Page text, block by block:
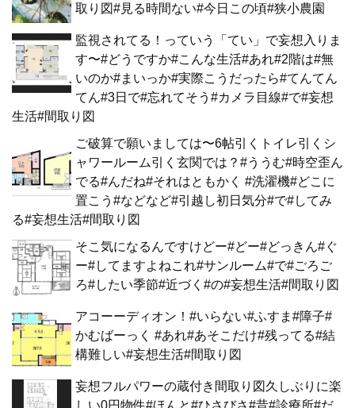
取り図#見る時間ない#今日この頃#狭小農園
監視されてる！っていう「てい」で妄想入りま
す〜#どうですか#こんな生活#あれ#2階は#無
いのか#まいっか#実際こうだったら#てんてん
てん#3日で#忘れてそう#カメラ目線#で#妄想
生活#間取り図
ご破算で願いましては〜6帖引くトイレ引くシ
ャワールーム引く玄関では？#ううむ#時空歪ん
でる#んだね#それはともかく #洗濯機#どこに
置こう#などなど#引越し初日気分#で#してみ
る#妄想生活#間取り図
そこ気になるんですけどー#どー#どっきん#ぐ
ー#してますよねこれ#サンルーム#で#ごろご
ろ#したい季節#近づく#の#妄想生活#間取り図
アコーーディオン！#いらない#ふすま#障子#
かむばーっく #あれ#あそこだけ#残ってる#結
構難しい#妄想生活#間取り図
妄想フルパワーの蔵付き間取り図久しぶりに楽
しい0円物件#ほんと#ひさびさ#昔#診療所#だ